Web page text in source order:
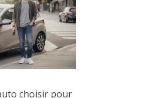
choisir pour